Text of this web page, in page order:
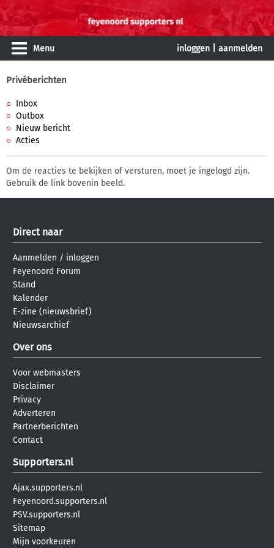
Menu inloggen aanmelden
Privéberichten
Inbox
Outbox
Nieuw bericht
Acties
Om de reacties te bekijken of versturen, moet je ingelogd zijn.
Gebruik de link bovenin beeld.
Direct naar
Aanmelden / inloggen
Feyenoord Forum
Stand
Kalender
E-zine (nieuwsbrief)
Nieuwsarchief
Over ons
Voor webmasters
Disclaimer
Privacy
Adverteren
Partnerberichten
Contact
Supporters.nl
Ajax.supporters.nl
Feyenoord.supporters.nl
PSV.supporters.nl
Sitemap
Mijn voorkeuren